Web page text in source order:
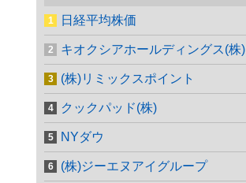
日経平均株価
キオクシアホールディングス(株)
(株)リミックスポイント
クックパッド(株)
NYダウ
(株)ジーエヌアイグループ